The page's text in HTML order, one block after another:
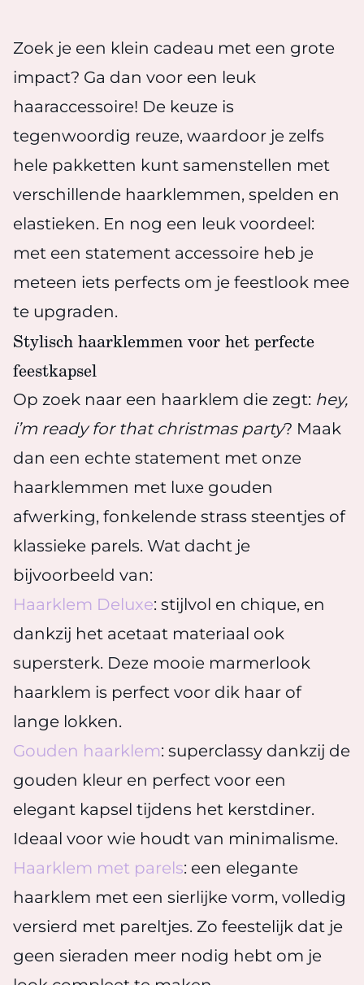
Zoek je een klein cadeau met een grote
impact? Ga dan voor een leuk
haaraccessoire! De keuze is
tegenwoordig reuze, waardoor je zelfs
hele pakketten kunt samenstellen met
verschillende haarklemmen, spelden en
elastieken. En nog een leuk voordeel:
met een statement accessoire heb je
meteen iets perfects om je feestlook mee
te upgraden.
Stylisch haarklemmen voor het perfecte
feestkapsel
Op zoek naar een haarklem die zegt: hey,
i’m ready for that christmas party? Maak
dan een echte statement met onze
haarklemmen met luxe gouden
afwerking, fonkelende strass steentjes of
klassieke parels. Wat dacht je
bijvoorbeeld van:
Haarklem Deluxe: stijlvol en chique, en
dankzij het acetaat materiaal ook
supersterk. Deze mooie marmerlook
haarklem is perfect voor dik haar of
lange lokken.
Gouden haarklem: superclassy dankzij de
gouden kleur en perfect voor een
elegant kapsel tijdens het kerstdiner.
Ideaal voor wie houdt van minimalisme.
Haarklem met parels: een elegante
haarklem met een sierlijke vorm, volledig
versierd met pareltjes. Zo feestelijk dat je
geen sieraden meer nodig hebt om je